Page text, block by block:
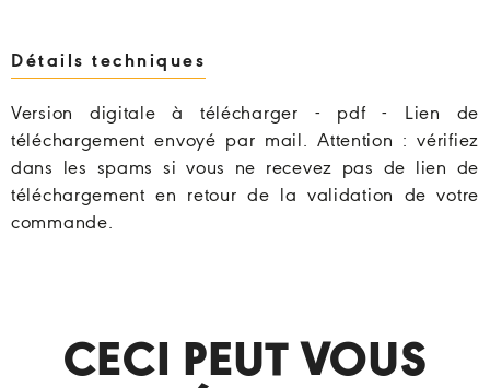
Détails techniques
Version digitale à télécharger - pdf - Lien de
téléchargement envoyé par mail. Attention : vérifiez
dans les spams si vous ne recevez pas de lien de
téléchargement en retour de la validation de votre
commande.
CECI PEUT VOUS